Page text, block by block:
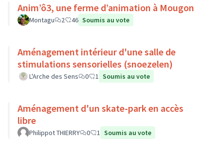
Anim’ô3, une ferme d’animation à Mougon
Montagu 2 46 Soumis au vote
Aménagement intérieur d'une salle de
stimulations sensorielles (snoezelen)
L'Arche des Sens 0 1 Soumis au vote
Aménagement d'un skate-park en accès
libre
Philippot THIERRY 0 1 Soumis au vote